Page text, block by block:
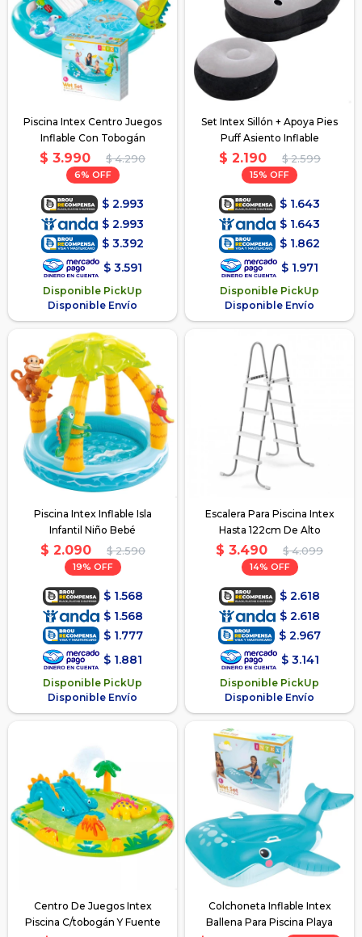
Piscina Intex Centro Juegos
Inflable Con Tobogán
$ 3.990 $ 4.290
6
$ 2.993
$ 2.993
$ 3.392
$ 3.591
Disponible PickUp
Disponible Envío
Set Intex Sillón + Apoya Pies
Puff Asiento Inflable
$ 2.190 $ 2.599
15
$ 1.643
$ 1.643
$ 1.862
$ 1.971
Disponible PickUp
Disponible Envío
Piscina Intex Inflable Isla
Infantil Niño Bebé
$ 2.090 $ 2.590
19
$ 1.568
$ 1.568
$ 1.777
$ 1.881
Disponible PickUp
Disponible Envío
Escalera Para Piscina Intex
Hasta 122cm De Alto
$ 3.490 $ 4.099
14
$ 2.618
$ 2.618
$ 2.967
$ 3.141
Disponible PickUp
Disponible Envío
Centro De Juegos Intex
Piscina C/tobogán Y Fuente
Colchoneta Inflable Intex
Ballena Para Piscina Playa